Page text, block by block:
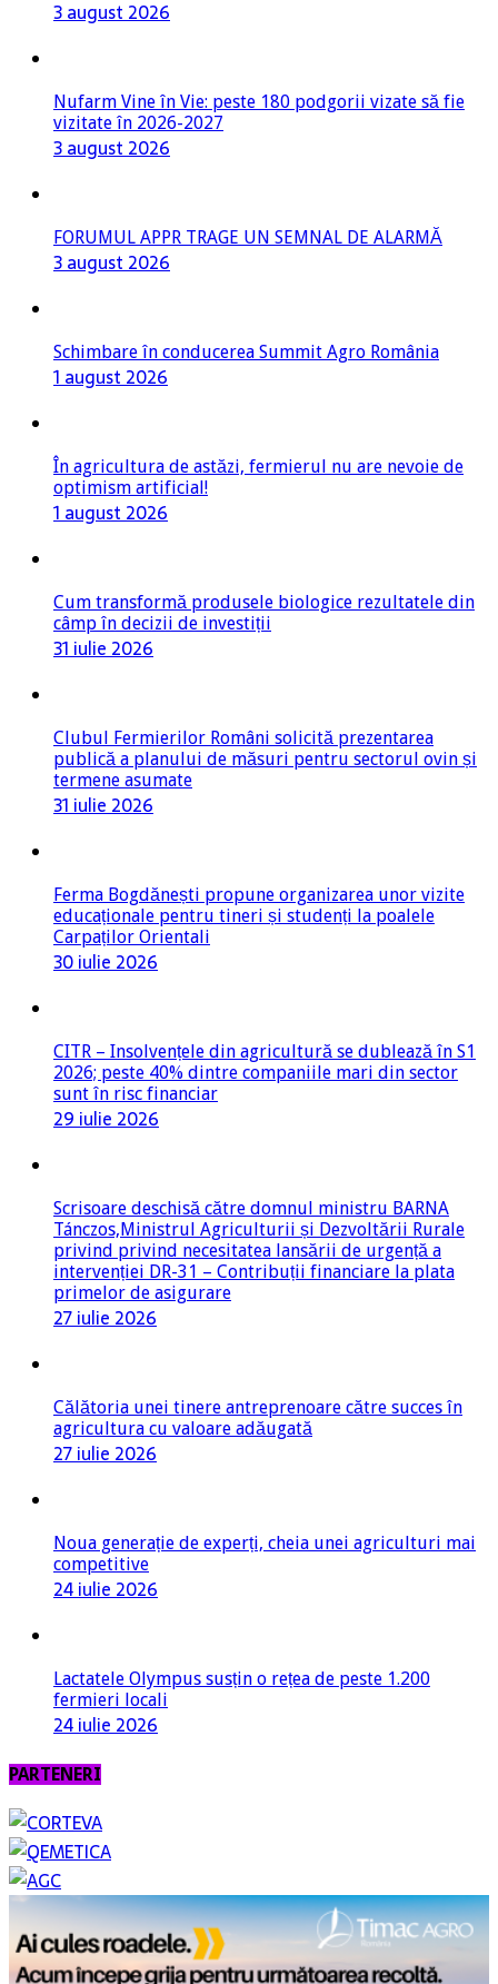
3 august 2026
Nufarm Vine în Vie: peste 180 podgorii vizate să fie
vizitate în 2026-2027
3 august 2026
FORUMUL APPR TRAGE UN SEMNAL DE ALARMĂ
3 august 2026
Schimbare în conducerea Summit Agro România
1 august 2026
În agricultura de astăzi, fermierul nu are nevoie de
optimism artificial!
1 august 2026
Cum transformă produsele biologice rezultatele din
câmp în decizii de investiții
31 iulie 2026
Clubul Fermierilor Români solicită prezentarea
publică a planului de măsuri pentru sectorul ovin și
termene asumate
31 iulie 2026
Ferma Bogdănești propune organizarea unor vizite
educaționale pentru tineri și studenți la poalele
Carpaților Orientali
30 iulie 2026
CITR – Insolvențele din agricultură se dublează în S1
2026; peste 40% dintre companiile mari din sector
sunt în risc financiar
29 iulie 2026
Scrisoare deschisă către domnul ministru BARNA
Tánczos,Ministrul Agriculturii și Dezvoltării Rurale
privind privind necesitatea lansării de urgență a
intervenției DR-31 – Contribuții financiare la plata
primelor de asigurare
27 iulie 2026
Călătoria unei tinere antreprenoare către succes în
agricultura cu valoare adăugată
27 iulie 2026
Noua generație de experți, cheia unei agriculturi mai
competitive
24 iulie 2026
Lactatele Olympus susțin o rețea de peste 1.200
fermieri locali
24 iulie 2026
PARTENERI